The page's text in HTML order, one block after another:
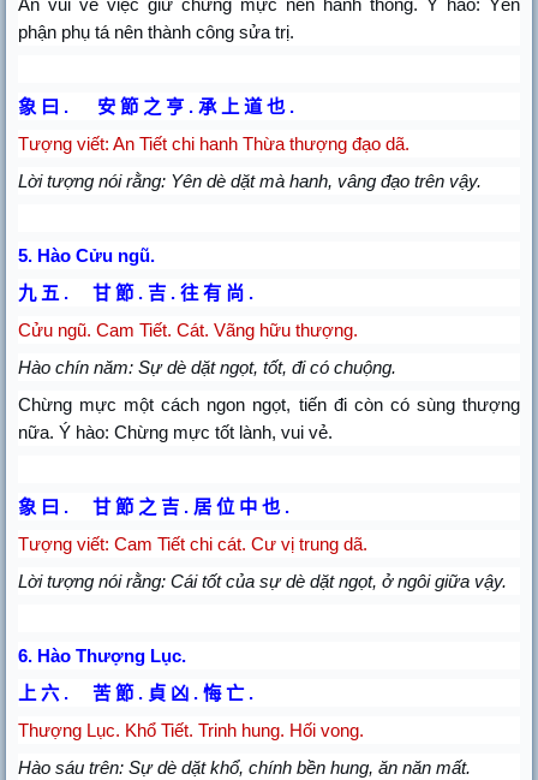
An vui về việc giữ chừng mực nên hanh thông. Ý hào: Yên
phận phụ tá nên thành công sửa trị.
象 曰 . 安 節 之 亨 . 承 上 道 也 .
Tượng viết: An Tiết chi hanh Thừa thượng đạo dã.
Lời tượng nói rằng: Yên dè dặt mà hanh, vâng đạo trên vậy.
5. Hào Cửu ngũ.
九 五 . 甘 節 . 吉 . 往 有 尚 .
Cửu ngũ. Cam Tiết. Cát. Vãng hữu thượng.
Hào chín năm: Sự dè dặt ngọt, tốt, đi có chuộng.
Chừng mực một cách ngon ngọt, tiến đi còn có sùng thượng
nữa. Ý hào: Chừng mực tốt lành, vui vẻ.
象 曰 . 甘 節 之 吉 . 居 位 中 也 .
Tượng viết: Cam Tiết chi cát. Cư vị trung dã.
Lời tượng nói rằng: Cái tốt của sự dè dặt ngọt, ở ngôi giữa vậy.
6. Hào Thượng Lục.
上 六 . 苦 節 . 貞 凶 . 悔 亡 .
Thượng Lục. Khổ Tiết. Trinh hung. Hối vong.
Hào sáu trên: Sự dè dặt khổ, chính bền hung, ăn năn mất.